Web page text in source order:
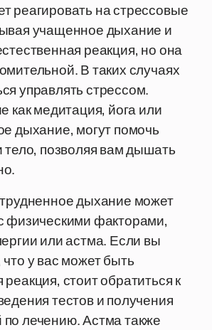
реагировать на стрессовые
учащенное дыхание и
реакция, но она
В таких случаях
управлять стрессом.
как медитация, йога или
дыхание, могут помочь
тело, позволяя вам дышать
дыхание может
физическими факторами,
или астма. Если вы
у вас может быть
стоит обратиться к
тестов и получения
лечению. Астма также